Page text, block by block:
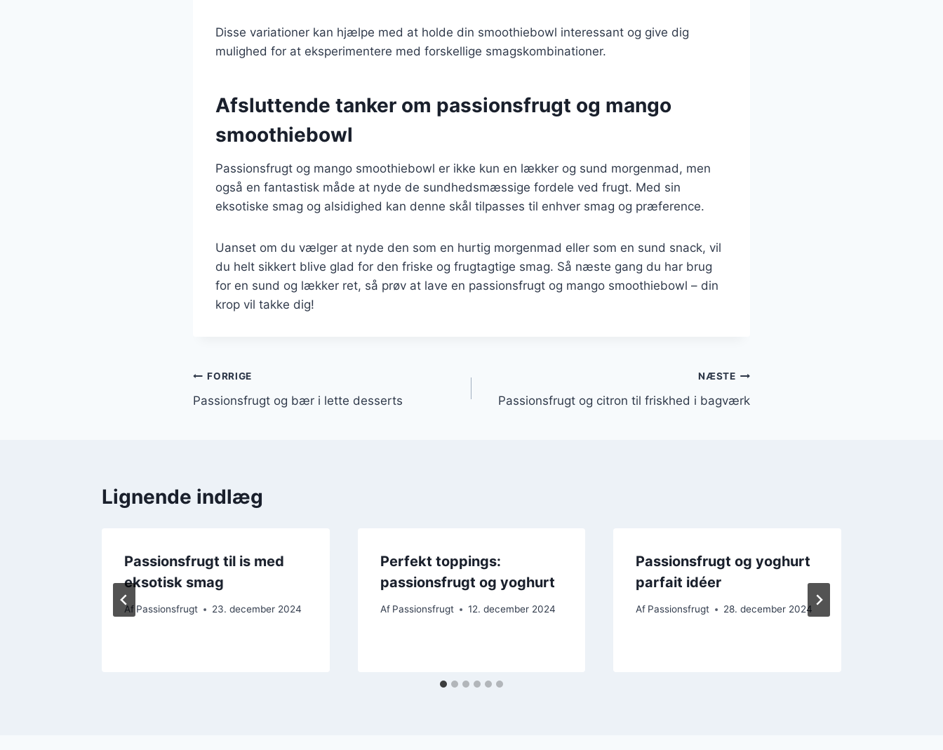
Disse variationer kan hjælpe med at holde din smoothiebowl interessant og give dig
mulighed for at eksperimentere med forskellige smagskombinationer.
Afsluttende tanker om passionsfrugt og mango
smoothiebowl
Passionsfrugt og mango smoothiebowl er ikke kun en lækker og sund morgenmad, men
også en fantastisk måde at nyde de sundhedsmæssige fordele ved frugt. Med sin
eksotiske smag og alsidighed kan denne skål tilpasses til enhver smag og præference.
Uanset om du vælger at nyde den som en hurtig morgenmad eller som en sund snack, vil
du helt sikkert blive glad for den friske og frugtagtige smag. Så næste gang du har brug
for en sund og lækker ret, så prøv at lave en passionsfrugt og mango smoothiebowl – din
krop vil takke dig!
Indlægsnavigation
FORRIGE
Passionsfrugt og bær i lette desserts
NÆSTE
Passionsfrugt og citron til friskhed i bagværk
Lignende indlæg
Passionsfrugt til is med
eksotisk smag
Af Passionsfrugt 23. december 2024
Perfekt toppings:
passionsfrugt og yoghurt
Af Passionsfrugt 12. december 2024
Passionsfrugt og yoghurt
parfait idéer
Af Passionsfrugt 28. december 2024